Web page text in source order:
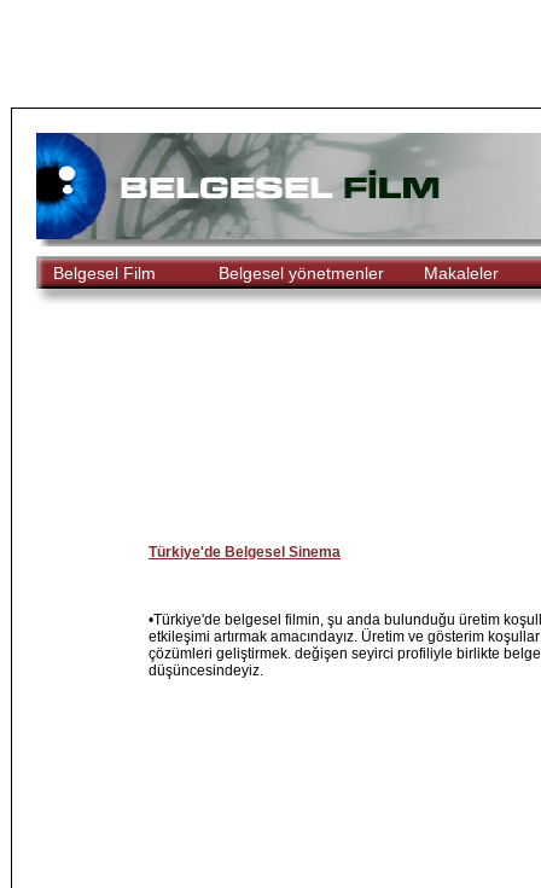
Belgesel Film Belgesel yönetmenler Makaleler
Türkiye'de Belgesel Sinema
•Türkiye'de belgesel filmin, şu anda bulunduğu üretim
etkileşimi artırmak amacındayız. Üretim ve gösterim
çözümleri geliştirmek. değişen seyirci profiliyle birlikte
düşüncesindeyiz.